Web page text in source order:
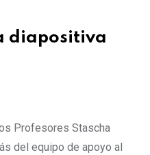
diapositiva
Profesores Stascha
del equipo de apoyo al